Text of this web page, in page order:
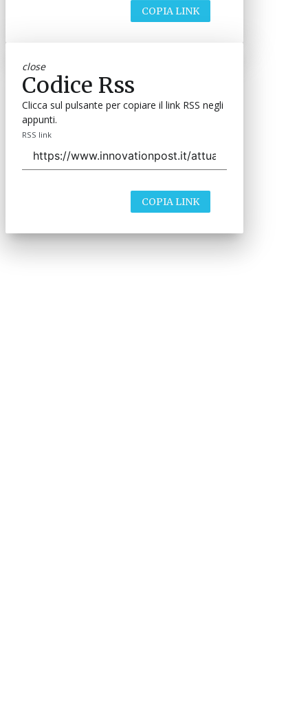
COPIA LINK
close
Codice Rss
Clicca sul pulsante per copiare il link RSS negli
appunti.
RSS link
COPIA LINK